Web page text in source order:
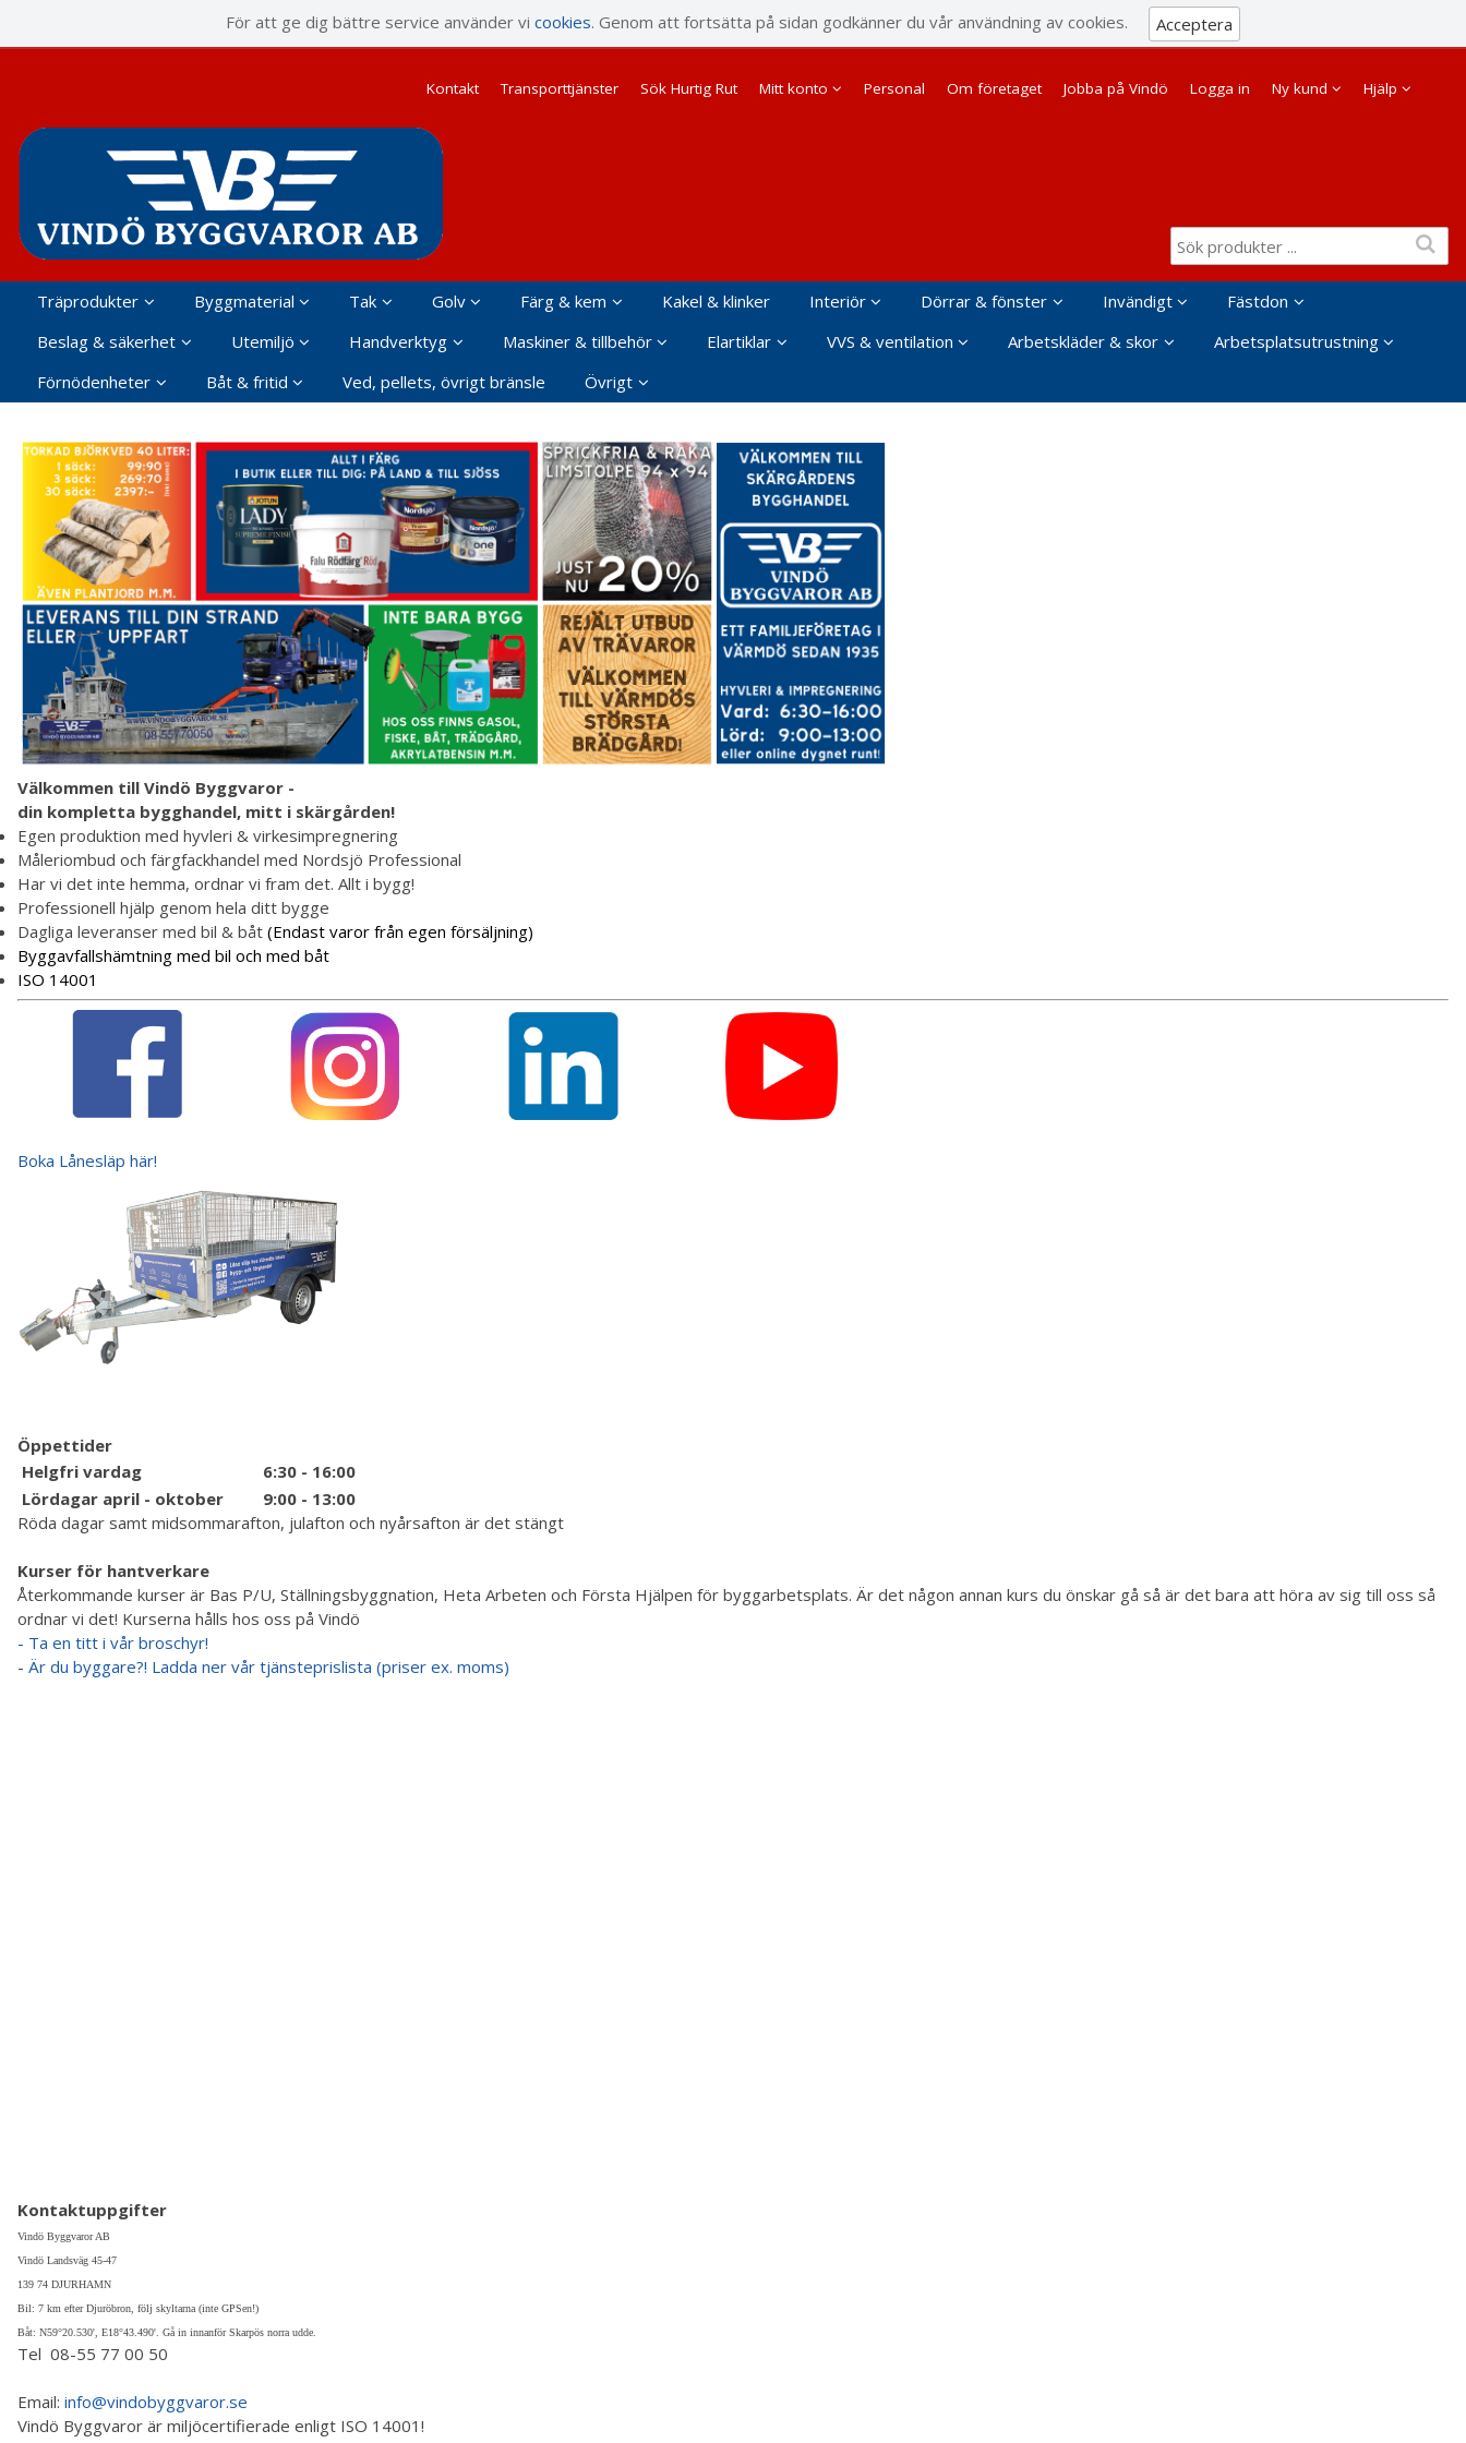
För att ge dig bättre service använder vi cookies. Genom att fortsätta på sidan godkänner du vår användning av cookies. Acceptera
Kontakt Transporttjänster Sök Hurtig Rut Mitt konto Personal Om företaget Jobba på Vindö Logga in Ny kund
Företag
Privat
Hjälp
Träprodukter Byggmaterial Tak Golv Färg & kem Kakel & klinker Interiör Dörrar & fönster Invändigt
Fästdon
Beslag & säkerhet
Utemiljö Handverktyg Maskiner & tillbehör Elartiklar VVS & ventilation Arbetskläder & skor
Arbetsplatsutrustning
Förnödenheter
Båt & fritid Ved, pellets, övrigt bränsle Övrigt
Välkommen till Vindö Byggvaror -
din kompletta bygghandel, mitt i skärgården!
Egen produktion med hyvleri & virkesimpregnering
Måleriombud och färgfackhandel med Nordsjö Professional
Har vi det inte hemma, ordnar vi fram det. Allt i bygg!
Professionell hjälp genom hela ditt bygge
Dagliga leveranser med bil & båt (Endast varor från egen försäljning)
Byggavfallshämtning med bil och med båt
ISO 14001
Boka Lånesläp här!
Öppettider
Helgfri vardag
6:30 - 16:00
Lördagar april - oktober
9:00 - 13:00
Röda dagar samt midsommarafton, julafton och nyårsafton är det stängt
Kurser för hantverkare
Återkommande kurser är Bas P/U, Ställningsbyggnation, Heta Arbeten och Första Hjälpen för byggarbetsplats. Är det någon annan kurs du önskar gå så är det bara att höra av sig till oss så
ordnar vi det! Kurserna hålls hos oss på Vindö
- Ta en titt i vår broschyr!
- Är du byggare?! Ladda ner vår tjänsteprislista (priser ex. moms)
Kontaktuppgifter
Vindö Byggvaror AB
Vindö Landsväg 45-47
139 74 DJURHAMN
Bil: 7 km efter Djuröbron, följ skyltarna (inte GPSen!)
Båt: N59°20.530', E18°43.490'. Gå in innanför Skarpös norra udde.
Tel 08-55 77 00 50
Email: info@vindobyggvaror.se
Vindö Byggvaror är miljöcertifierade enligt ISO 14001!